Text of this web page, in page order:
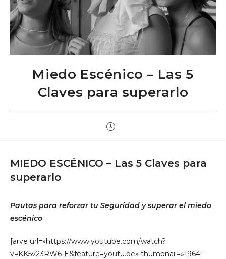
Miedo Escénico – Las 5
Claves para superarlo
Publicación
MIEDO ESCÉNICO – Las 5 Claves para
superarlo
Pautas para reforzar tu Seguridad y superar el miedo
escénico
[arve url=»https://www.youtube.com/watch?
v=KK5v23RW6-E&feature=youtu.be» thumbnail=»1964″